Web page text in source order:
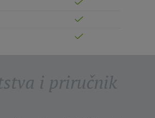
i priručnik